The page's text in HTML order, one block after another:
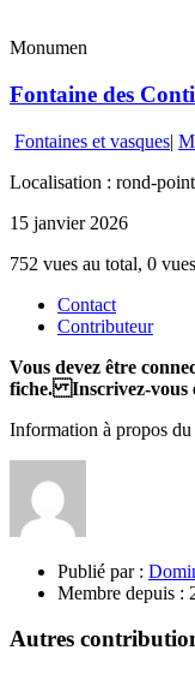
Monumen
Fontaine des
Fontaines et vasques|
Localisation : rond-
15 janvier 2026
752 vues au total, 0
Contact
Contributeur
Vous devez être
fiche. Inscrivez-vous
Information à propos
Publié par :
Membre depuis :
Autres